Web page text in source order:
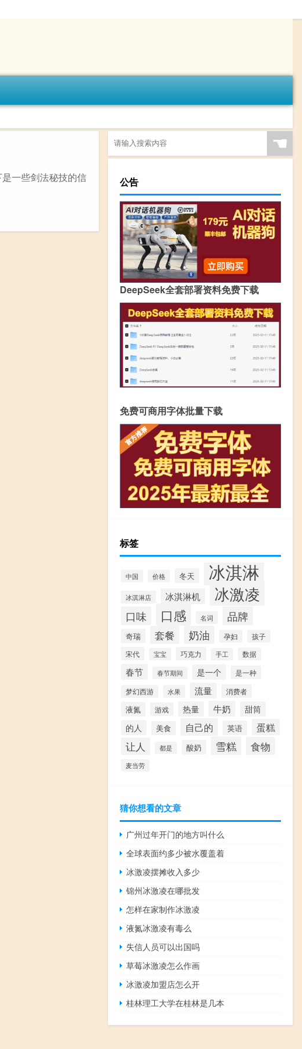
一些剑法秘技的信
☚
公告
DeepSeek全套部署资料免费下载
免费可商用字体批量下载
标签
中国 价格 冬天 冰淇淋
冰淇淋店 冰淇淋机 冰激凌
口味 口感 名词 品牌
奇瑞 套餐 奶油 孕妇 孩子
宋代 宝宝 巧克力 手工 数据
春节 春节期间 是一个 是一种
梦幻西游 水果 流量 消费者
液氮 游戏 热量 牛奶
甜筒
的人
美食 自己的 英语 蛋糕
让人 都是 酸奶 雪糕 食物
麦当劳
猜你想看的文章
广州过年开门的地方叫什么
全球表面约多少被水覆盖着
冰激凌摆摊收入多少
锦州冰激凌在哪批发
怎样在家制作冰激凌
液氮冰激凌有毒么
失信人员可以出国吗
草莓冰激凌怎么作画
冰激凌加盟店怎么开
桂林理工大学在桂林是几本